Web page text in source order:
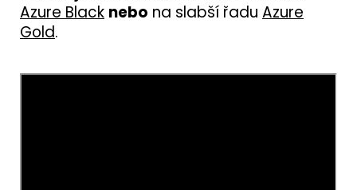
Azure Black nebo na slabší řadu Azure
Gold.